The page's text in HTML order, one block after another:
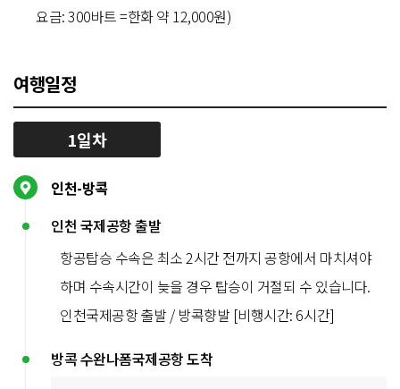
요금: 300바트 =한화 약 12,000원)
여행일정
1일차
인천-방콕
인천 국제공항 출발
항공탑승 수속은 최소 2시간 전까지 공항에서 마치셔야
하며 수속시간이 늦을 경우 탑승이 거절되 수 있습니다.
인천국제공항 출발 / 방콕향발 [비행시간: 6시간]
방콕 수완나폼국제공항 도착